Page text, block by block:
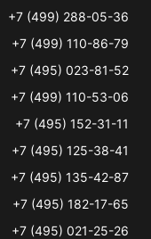
+7 (499) 288-05-36
+7 (499) 110-86-79
+7 (495) 023-81-52
+7 (499) 110-53-06
+7 (495) 152-31-11
+7 (495) 125-38-41
+7 (495) 135-42-87
+7 (495) 182-17-65
+7 (495) 021-25-26